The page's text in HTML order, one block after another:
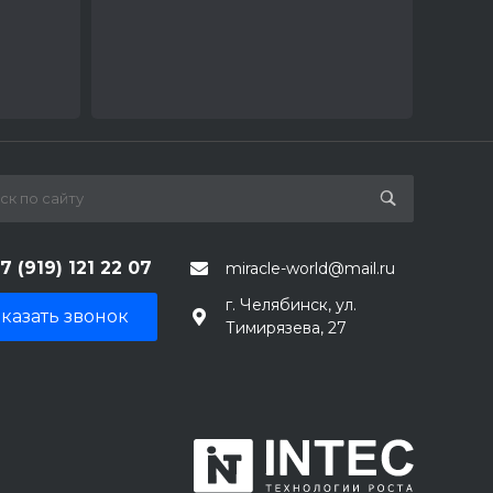
(919) 121 22 07 miracle-world@mail.ru
звонок
г. Челябинск, ул.
Тимирязева, 27